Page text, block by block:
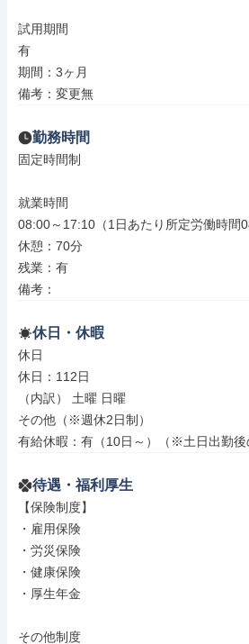
試用期間
有
期間：3ヶ月
備考：変更無
勤務時間
固定時間制
就業時間
08:00～17:10（1日あたり所定労働時間
休憩：70分
残業：有
備考：
休日・休暇
休日
休日：112日
（内訳） 土曜 日曜
その他（※週休2日制）
有給休暇：有（10日～）（※土日出勤後
待遇・福利厚生
【保険制度】
・雇用保険
・労災保険
・健康保険
・厚生年金
その他制度